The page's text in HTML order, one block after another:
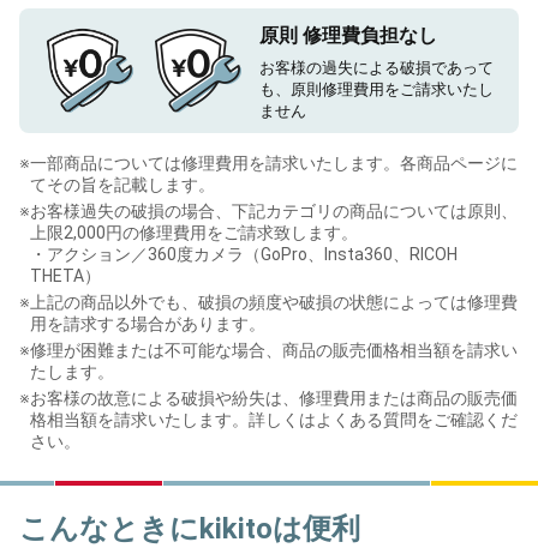
原則 修理費負担なし
お客様の過失による破損であって
も、原則修理費用をご請求いたし
ません
※一部商品については修理費用を請求いたします。各商品ページに
てその旨を記載します。
※お客様過失の破損の場合、下記カテゴリの商品については原則、
上限2,000円の修理費用をご請求致します。
・アクション／360度カメラ（GoPro、Insta360、RICOH
THETA）
※ 上記の商品以外でも、破損の頻度や破損の状態によっては修理費
用を請求する場合があります。
※修理が困難または不可能な場合、商品の販売価格相当額を請求い
たします。
※お客様の故意による破損や紛失は、修理費用または商品の販売価
格相当額を請求いたします。詳しくはよくある質問をご確認くだ
さい。
こんなときにkikitoは便利